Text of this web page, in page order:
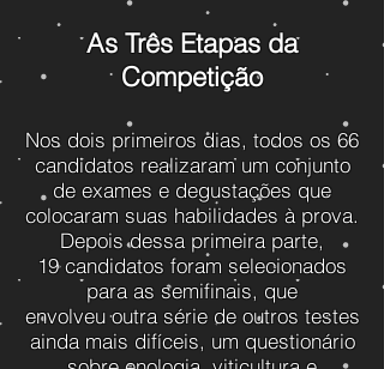
As Três Etapas da
Competição
Nos dois primeiros dias, todos os 66
candidatos realizaram um conjunto
de exames e degustações que
colocaram suas habilidades à prova.
Depois dessa primeira parte,
19 candidatos foram selecionados
para as semifinais, que
envolveu outra série de outros testes
ainda mais difíceis, um questionário